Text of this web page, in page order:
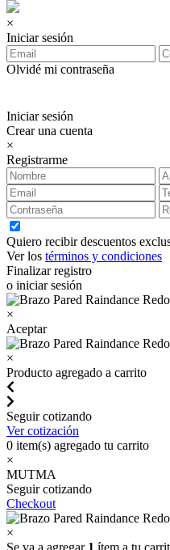
×
Iniciar sesión
Olvidé mi contraseña
Iniciar sesión
Crear una cuenta
×
Registrarme
Quiero recibir descuentos
Ver los términos y condiciones
Finalizar registro
o iniciar sesión
×
Aceptar
×
Producto agregado a carrito
Seguir cotizando
Ver cotización
0 item(s) agregado tu carrito
×
MUTMA
Seguir cotizando
Checkout
×
Se va a agregar 1 ítem a tu